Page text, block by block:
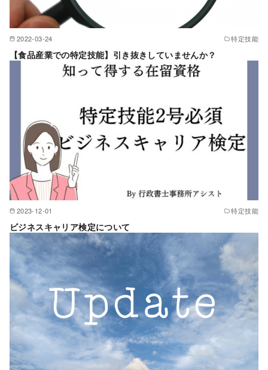
2022-03-24 特定技能
【食品産業での特定技能】引き抜きしていませんか？
2023-12-01 特定技能
ビジネスキャリア検定について